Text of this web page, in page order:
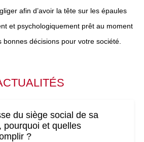
afin d’avoir la tête sur les épaules
et psychologiquement prêt au moment
décisions pour votre société.
du siège social de sa
pourquoi et quelles
?